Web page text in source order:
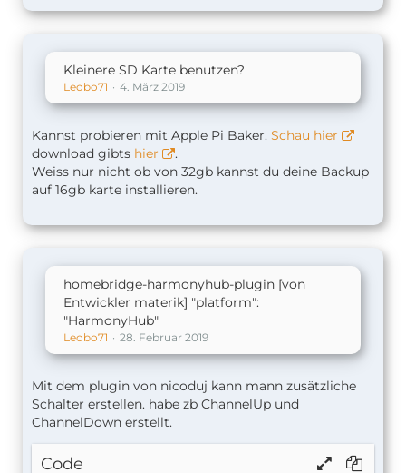
Kleinere SD Karte benutzen?
Leobo71 4. März 2019
Kannst probieren mit Apple Pi Baker. Schau hier
download gibts hier
.
Weiss nur nicht ob von 32gb kannst du deine Backup
auf 16gb karte installieren.
homebridge-harmonyhub-plugin [von
Entwickler materik] "platform":
"HarmonyHub"
Leobo71 28. Februar 2019
Mit dem plugin von nicoduj kann mann zusätzliche
Schalter erstellen. habe zb ChannelUp und
ChannelDown erstellt.
Code